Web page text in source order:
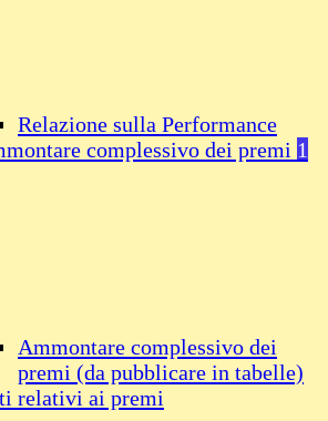
Relazione sulla Performance
complessivo dei premi 1
Ammontare complessivo dei
premi (da pubblicare in tabelle)
relativi ai premi